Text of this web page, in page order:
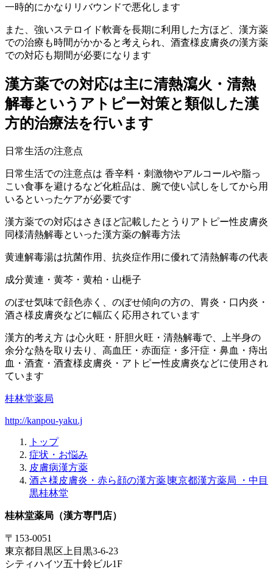
一時的にかなりリバウンドで悪化します
また、強いステロイド軟膏を長期に利用した方ほど、漢方薬
での治療も時間がかかると考えられ、酒査様皮膚炎の漢方薬
での対応も期間が必要になります
漢方薬での対応は主に清熱瀉火・清熱
解毒というアトピー対策と類似した漢
方的治療法を行います
日常生活の注意点
日常生活での注意点は 香辛料・刺激物やアルコールや脂っ
こい食事を避けるなど化粧品は、腕で使い試しをしてから用
いるといったケアが必要です
漢方薬での対応はさきほど記載したとうりアトピー性皮膚炎
同様清熱解毒といった漢方薬の解毒方法
黄連解毒湯は抗菌作用、抗炎症作用に優れて清熱解毒の代表
成分黄連・黄芩・黄柏・山梔子
のぼせ気味で顔色赤く、のぼせ傾向の方の、胃炎・口内炎・
酒さ様皮膚炎などに幅広く応用されています
漢方的考え方 は心火旺・肝胆火旺・清熱解毒で、上半身の
余分な熱を取り去り、高血圧・赤面症・多汗症・鼻血・痔出
血・酒査・酒査様皮膚炎・アトピー性皮膚炎などに使用され
ています
桂林堂薬局
http://kanpou-yaku.j
トップ
症状・お悩み
皮膚病漢方薬
酒さ様皮膚炎・赤ら顔の漢方薬∣東京都漢方薬局 ・中目
黒桂林堂
桂林堂薬局（漢方専門店）
〒153-0051
東京都目黒区上目黒3-6-23
シティハイツ五十鈴ビル1F